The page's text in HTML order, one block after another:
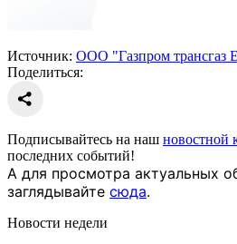
Источник: ООО "Газпром трансгаз
Поделиться:
Подписывайтесь на наш новостной
последних событий!
А для просмотра актуальных
заглядывайте сюда.
Новости недели